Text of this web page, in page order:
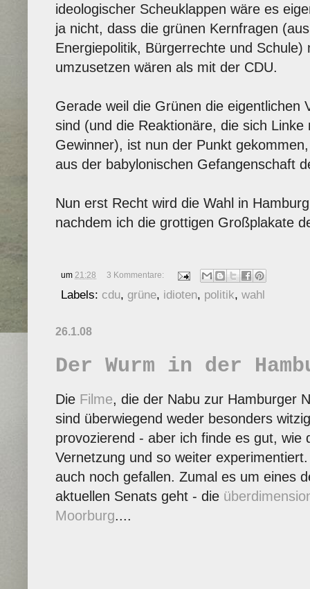
ideologischer Scheuklappen wäre es
ja nicht, dass die grünen Kernfragen
Energiepolitik, Bürgerrechte und Schule)
umzusetzen wären als mit der CDU.
Gerade weil die Grünen die eigentlichen
sind (und die Reaktionäre, die sich
Gewinner), ist nun der Punkt
aus der babylonischen Gefangenschaft
Nun erst Recht wird die Wahl in
nachdem ich die grottigen Großplakate
um 21:28 3 Kommentare:
Labels: cdu, grüne, idioten, politik, wahl
26.1.08
Der Wurm in der
Die Filme, die der Nabu zur Hamburger
sind überwiegend weder besonders
provozierend - aber ich finde es gut,
Vernetzung und so weiter
auch noch gefallen. Zumal es um eines
aktuellen Senats geht - die
Moorburg....